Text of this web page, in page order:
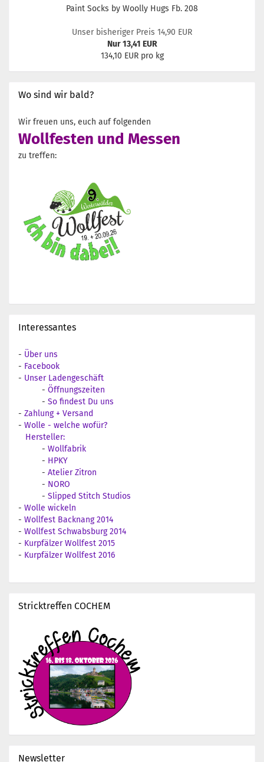
Paint Socks by Woolly Hugs Fb. 208
Unser bisheriger Preis 14,90 EUR
Nur 13,41 EUR
134,10 EUR pro kg
Wo sind wir bald?
Wir freuen uns, euch auf folgenden
Wollfesten und Messen
zu treffen:
Interessantes
- Über uns
- Facebook
- Unser Ladengeschäft
- Öffnungszeiten
- So findest Du uns
- Zahlung + Versand
- Wolle - welche wofür?
Hersteller:
- Wollfabrik
- HPKY
- Atelier Zitron
- NORO
- Slipped Stitch Studios
- Wolle wickeln
- Wollfest Backnang 2014
- Wollfest Schwabsburg 2014
- Kurpfälzer Wollfest 2015
- Kurpfälzer Wollfest 2016
Stricktreffen COCHEM
Newsletter